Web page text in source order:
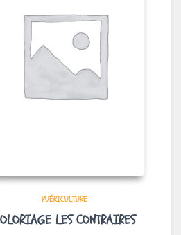
PUÉRICULTURE
LES CONTRAIRES